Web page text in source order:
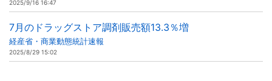
2025/9/16 16:47
7月のドラッグストア調剤販売額13.3％増
経産省・商業動態統計速報
2025/8/29 15:02